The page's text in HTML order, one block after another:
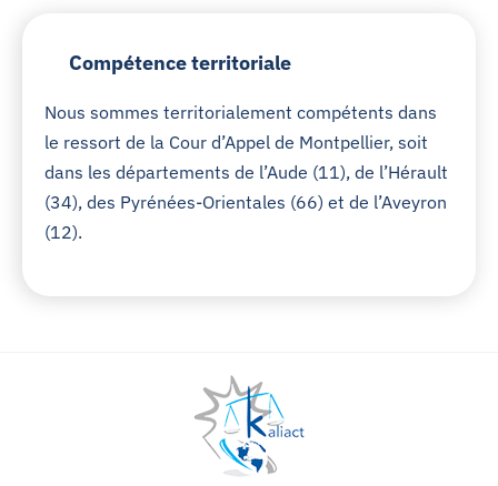
Compétence territoriale
Nous sommes territorialement compétents dans
le ressort de la Cour d’Appel de Montpellier, soit
dans les départements de l’Aude (11), de l’Hérault
(34), des Pyrénées-Orientales (66) et de l’Aveyron
(12).